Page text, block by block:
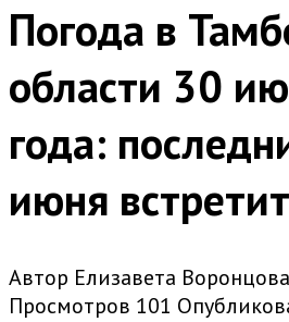
Погода в
области 30
года:
июня
Автор Елизавета Воронцова
Просмотров 101